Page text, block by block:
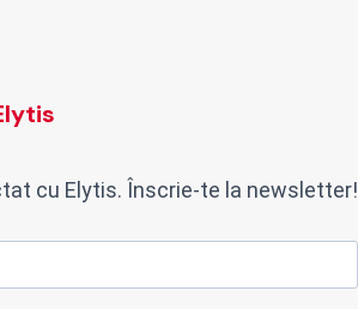
cu Elytis. Înscrie-te la newsletter!